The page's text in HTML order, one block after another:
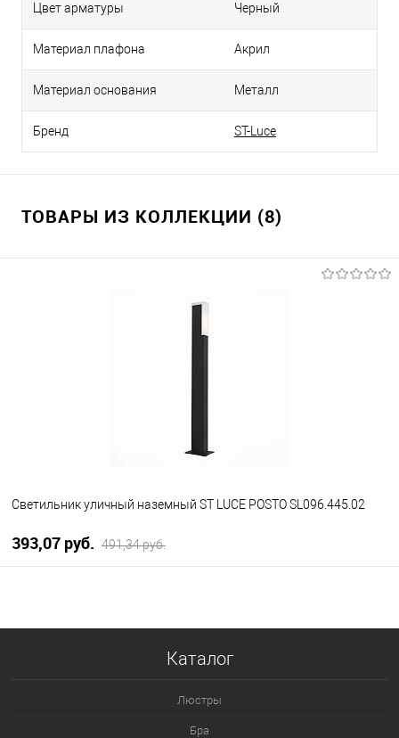
Цвет арматуры Черный
Материал плафона Акрил
Материал основания Металл
Бренд ST-Luce
ТОВАРЫ ИЗ КОЛЛЕКЦИИ (8)
Светильник уличный наземный ST LUCE POSTO SL096.445.02
393,07 pуб. 491,34 pуб.
менеджера
Каталог
Люстры
Бра